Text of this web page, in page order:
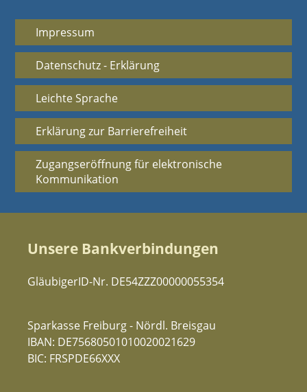
Impressum
Datenschutz - Erklärung
Leichte Sprache
Erklärung zur Barrierefreiheit
Zugangseröffnung für elektronische
Kommunikation
Unsere Bankverbindungen
GläubigerID-Nr. DE54ZZZ00000055354
Sparkasse Freiburg - Nördl. Breisgau
IBAN: DE75680501010020021629
BIC: FRSPDE66XXX